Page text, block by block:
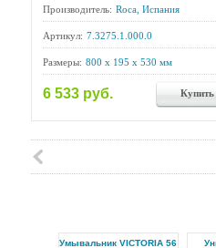
Производитель: Roca, Испания
Артикул: 7.3275.1.000.0
Размеры: 800 x 195 x 530 мм
6 533 руб. Купить
Умывальник VICTORIA 56